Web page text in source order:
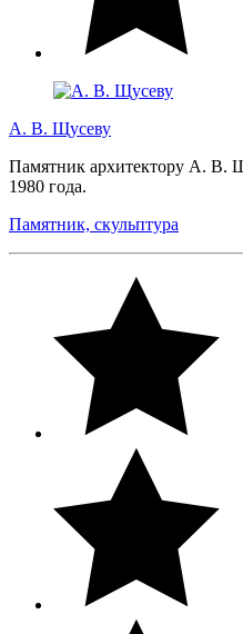
А. В. Щусеву
Памятник архитектору А. В.
1980 года.
Памятник, скульптура